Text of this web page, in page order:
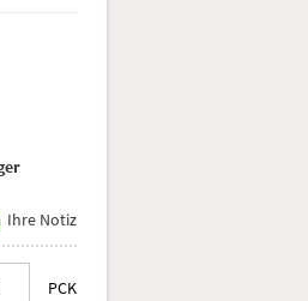
Ihre Notiz
PCK